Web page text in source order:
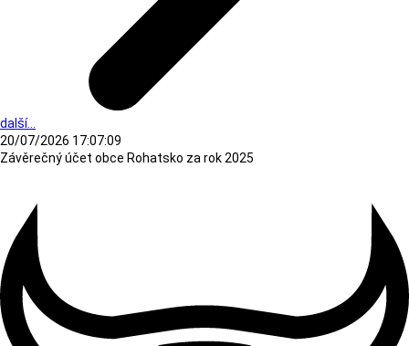
další...
20/07/2026 17:07:09
Závěrečný účet obce Rohatsko za rok 2025